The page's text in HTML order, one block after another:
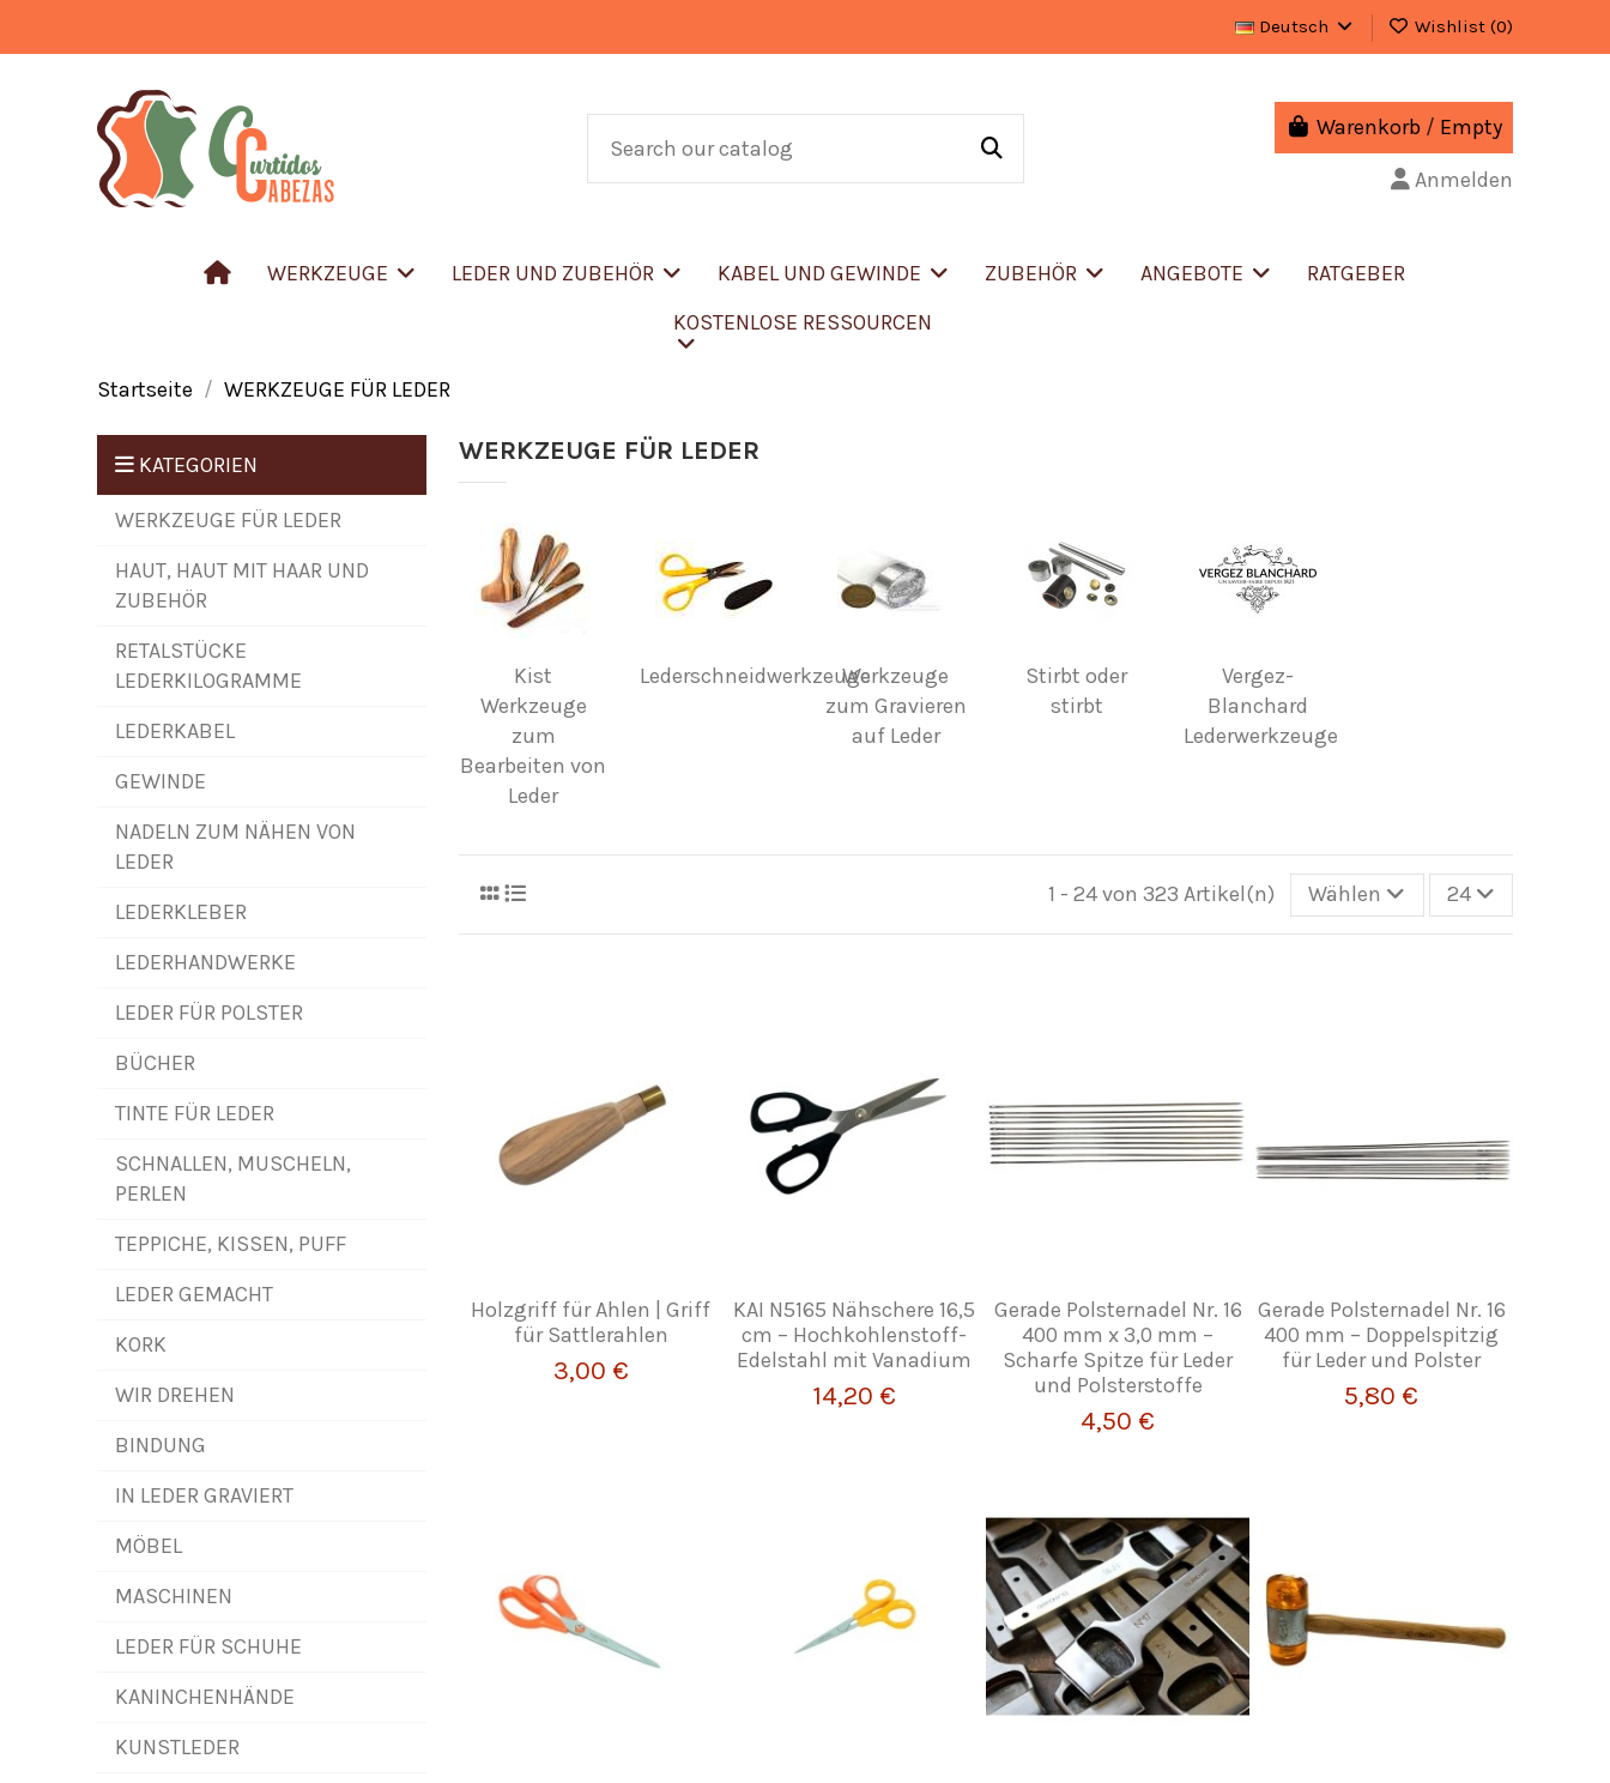
Deutsch Wishlist (0)
Warenkorb / Empty
Anmelden
WERKZEUGE LEDER UND ZUBEHÖR KABEL UND GEWINDE ZUBEHÖR ANGEBOTE
RATGEBER
KOSTENLOSE RESSOURCEN
Startseite WERKZEUGE FÜR LEDER
WERKZEUGE FÜR LEDER
Kist
Werkzeuge
zum
Bearbeiten von
Leder
LederschneidwerkzeugeWerkzeuge
zum Gravieren
auf Leder
Stirbt oder
stirbt
Vergez-
Blanchard
Lederwerkzeuge
1 - 24 von 323 Artikel(n) Wählen 24
Holzgriff für Ahlen | Griff
für Sattlerahlen
3,00 €
KAI N5165 Nähschere 16,5
cm – Hochkohlenstoff-
Edelstahl mit Vanadium
14,20 €
Gerade Polsternadel Nr. 16
400 mm x 3,0 mm –
Scharfe Spitze für Leder
und Polsterstoffe
4,50 €
Gerade Polsternadel Nr. 16
400 mm – Doppelspitzig
für Leder und Polster
5,80 €
KATEGORIEN
WERKZEUGE FÜR LEDER
HAUT, HAUT MIT HAAR UND
ZUBEHÖR
RETALSTÜCKE
LEDERKILOGRAMME
LEDERKABEL
GEWINDE
NADELN ZUM NÄHEN VON
LEDER
LEDERKLEBER
LEDERHANDWERKE
LEDER FÜR POLSTER
BÜCHER
TINTE FÜR LEDER
SCHNALLEN, MUSCHELN,
PERLEN
TEPPICHE, KISSEN, PUFF
LEDER GEMACHT
KORK
WIR DREHEN
BINDUNG
IN LEDER GRAVIERT
MÖBEL
MASCHINEN
LEDER FÜR SCHUHE
KANINCHENHÄNDE
KUNSTLEDER